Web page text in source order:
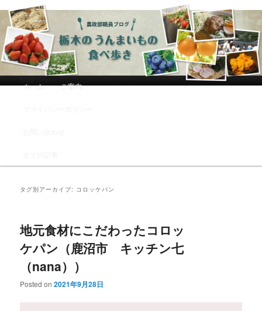
農政部職員ブログ「栃木のうんまい
もの食べ歩き」
メインコンテンツへ移動
サブコンテンツへ移動
ホーム ご案内
タグ別アーカイブ: コロッケパン
地元食材にこだわったコロッ
ケパン（鹿沼市 キッチン七
（nana））
Posted on2021年9月28日